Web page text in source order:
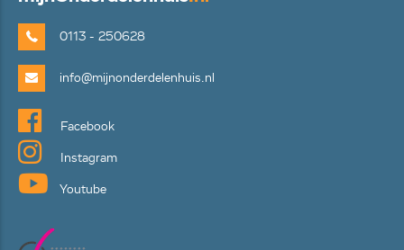
0113 - 250628
info@mijnonderdelenhuis.nl
Facebook
Instagram
Youtube